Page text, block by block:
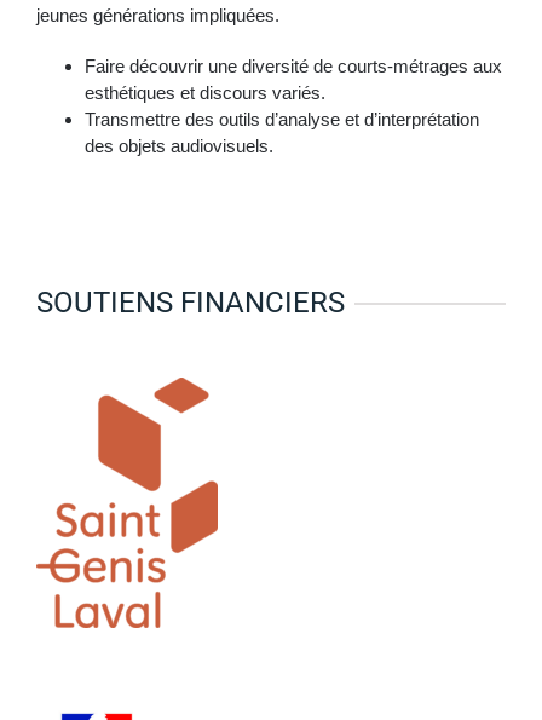
jeunes générations impliquées.
Faire découvrir une diversité de courts-métrages aux
esthétiques et discours variés.
Transmettre des outils d’analyse et d’interprétation
des objets audiovisuels.
SOUTIENS FINANCIERS